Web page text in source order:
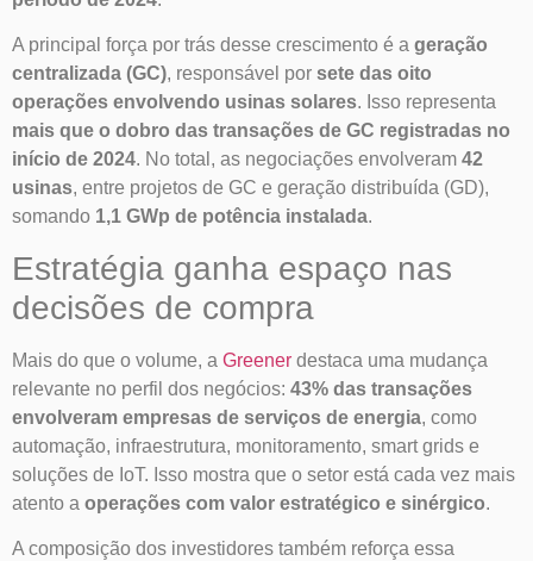
A principal força por trás desse crescimento é a geração
centralizada (GC), responsável por sete das oito
operações envolvendo usinas solares. Isso representa
mais que o dobro das transações de GC registradas no
início de 2024. No total, as negociações envolveram 42
usinas, entre projetos de GC e geração distribuída (GD),
somando 1,1 GWp de potência instalada.
Estratégia ganha espaço nas
decisões de compra
Mais do que o volume, a Greener destaca uma mudança
relevante no perfil dos negócios: 43% das transações
envolveram empresas de serviços de energia, como
automação, infraestrutura, monitoramento, smart grids e
soluções de IoT. Isso mostra que o setor está cada vez mais
atento a operações com valor estratégico e sinérgico.
A composição dos investidores também reforça essa